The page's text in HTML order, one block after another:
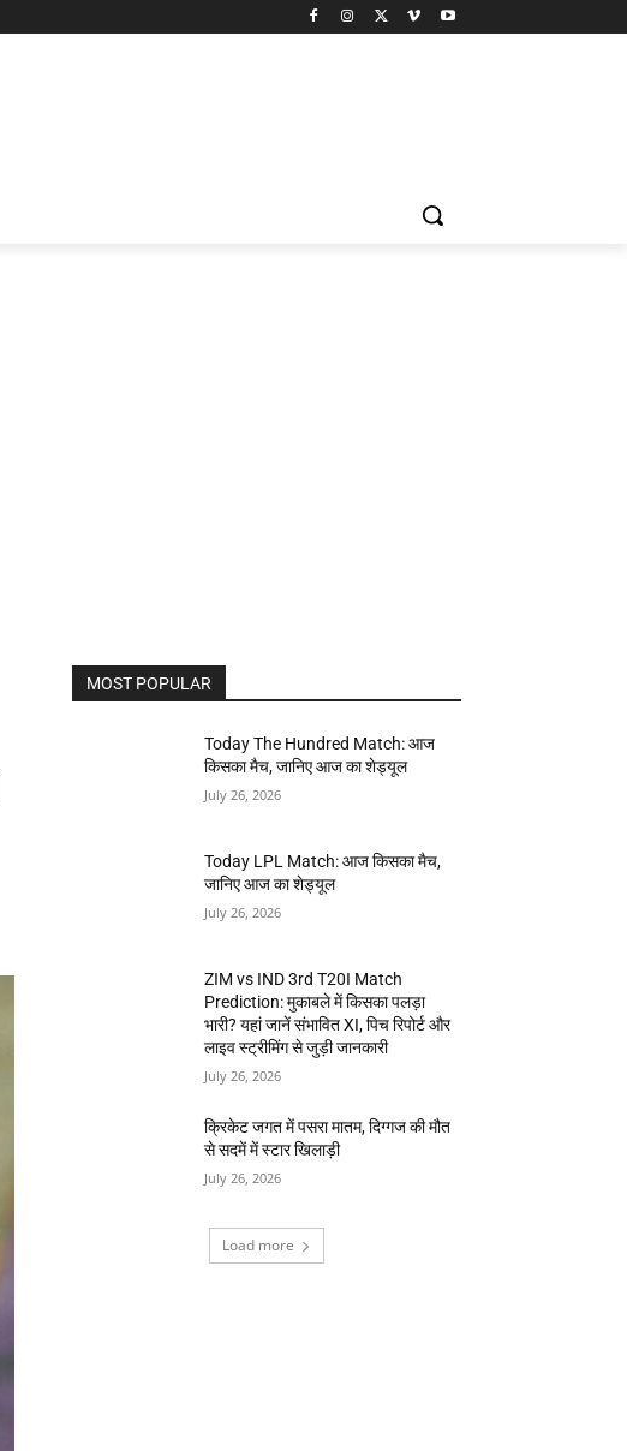
MOST POPULAR
Today The Hundred Match: आज
किसका मैच, जानिए आज का शेड्यूल
July 26, 2026
Today LPL Match: आज किसका मैच,
जानिए आज का शेड्यूल
July 26, 2026
ZIM vs IND 3rd T20I Match
Prediction: मुकाबले में किसका पलड़ा
भारी? यहां जानें संभावित XI, पिच रिपोर्ट और
लाइव स्ट्रीमिंग से जुड़ी जानकारी
July 26, 2026
क्रिकेट जगत में पसरा मातम, दिग्गज की मौत
से सदमें में स्टार खिलाड़ी
July 26, 2026
Load more